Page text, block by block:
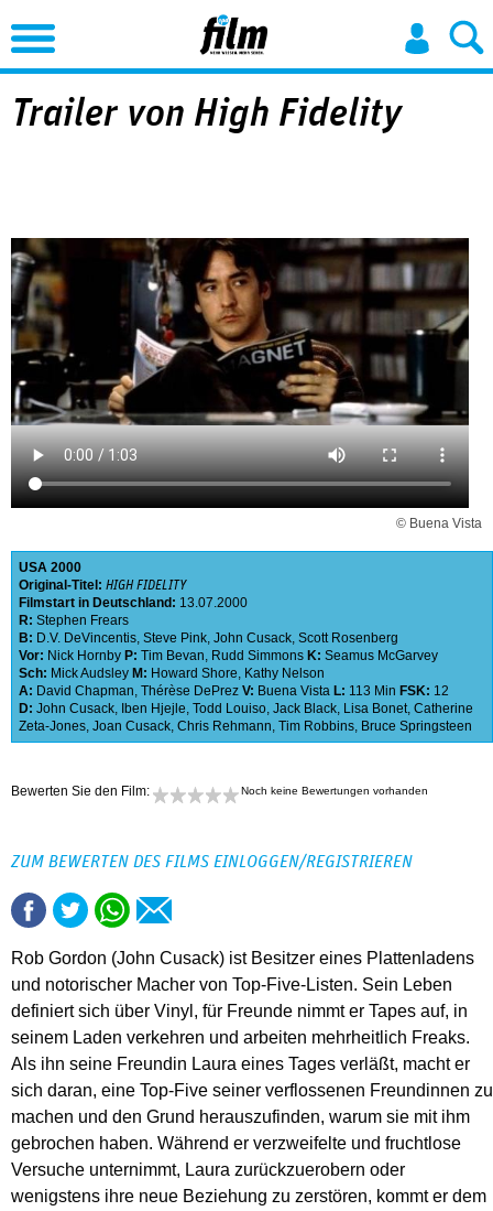
Jump to Navigation
Trailer von High Fidelity
© Buena Vista
USA 2000
Original-Titel: HIGH FIDELITY
Filmstart in Deutschland: 13.07.2000
R: Stephen Frears
B: D.V. DeVincentis, Steve Pink, John Cusack, Scott Rosenberg
Vor: Nick Hornby P: Tim Bevan, Rudd Simmons K: Seamus McGarvey
Sch: Mick Audsley M: Howard Shore, Kathy Nelson
A: David Chapman, Thérèse DePrez V: Buena Vista L: 113 Min FSK: 12
D: John Cusack, Iben Hjejle, Todd Louiso, Jack Black, Lisa Bonet, Catherine
Zeta-Jones, Joan Cusack, Chris Rehmann, Tim Robbins, Bruce Springsteen
Bewerten Sie den Film: Noch keine Bewertungen vorhanden
ZUM BEWERTEN DES FILMS EINLOGGEN/REGISTRIEREN
Rob Gordon (John Cusack) ist Besitzer eines Plattenladens
und notorischer Macher von Top-Five-Listen. Sein Leben
definiert sich über Vinyl, für Freunde nimmt er Tapes auf, in
seinem Laden verkehren und arbeiten mehrheitlich Freaks.
Als ihn seine Freundin Laura eines Tages verläßt, macht er
sich daran, eine Top-Five seiner verflossenen Freundinnen zu
machen und den Grund herauszufinden, warum sie mit ihm
gebrochen haben. Während er verzweifelte und fruchtlose
Versuche unternimmt, Laura zurückzuerobern oder
wenigstens ihre neue Beziehung zu zerstören, kommt er dem